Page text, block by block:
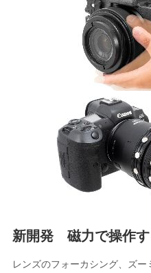
新開発 磁力で操作す
レンズのフォーカシング、ズ